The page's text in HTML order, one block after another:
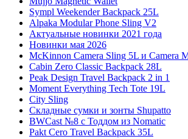
Sympl Weekender Backpack 25L
Alpaka Modular Phone Sling V2
Актуальные новинки 2021 года
Новинки мая 2026
McKinnon Camera Sling 5L и Camera
Cabin Zero Classic Backpack 28L
Peak Design Travel Backpack 2 in 1
Moment Everything Tech Tote 19L
City Sling
Складные сумки и зонты Shupatto
BWCast №8 с Тоддом из Nomatic
Pakt Cero Travel Backpack 35L